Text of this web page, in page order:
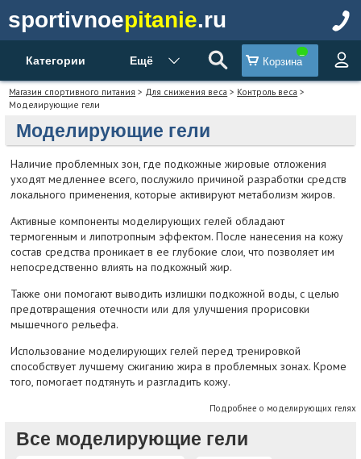
sportivnoepitanie.ru
Категории Ещё Корзина
Магазин спортивного питания > Для снижения веса > Контроль веса >
Моделирующие гели
Моделирующие гели
Наличие проблемных зон, где подкожные жировые отложения
уходят медленнее всего, послужило причиной разработки средств
локального применения, которые активируют метаболизм жиров.
Активные компоненты моделирующих гелей обладают
термогенным и липотропным эффектом. После нанесения на кожу
состав средства проникает в ее глубокие слои, что позволяет им
непосредственно влиять на подкожный жир.
Также они помогают выводить излишки подкожной воды, с целью
предотвращения отечности или для улучшения прорисовки
мышечного рельефа.
Использование моделирующих гелей перед тренировкой
способствует лучшему сжиганию жира в проблемных зонах. Кроме
того, помогает подтянуть и разгладить кожу.
Подробнее о моделирующих гелях
Все моделирующие гели